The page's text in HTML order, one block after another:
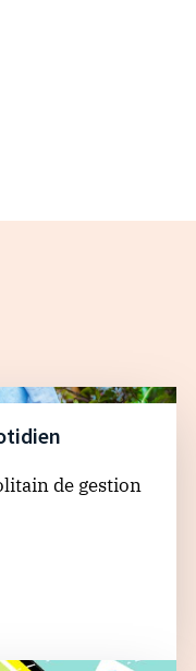
de gestion